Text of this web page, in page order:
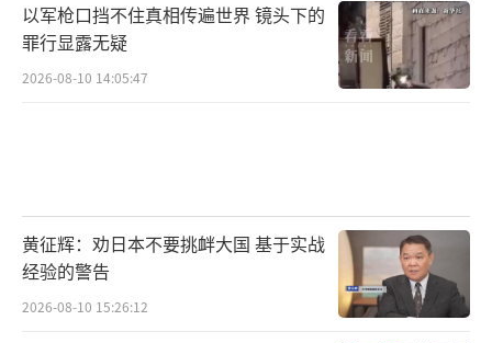
以军枪口挡不住真相传遍世界 镜头下的
罪行显露无疑
2026-08-10 14:05:47
黄征辉：劝日本不要挑衅大国 基于实战
经验的警告
2026-08-10 15:26:12